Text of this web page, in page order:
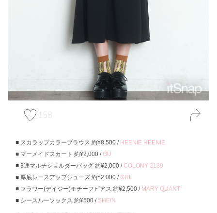
158
スカラップカラーブラウス 約¥8,500 / HEENIE HEENIE
マーメイドスカート 約¥2,000 /GU
3連マルチショルダーバッグ 約¥2,000 /COLONY 2139
厚底レースアップシューズ 約¥2,000 /GRL
フラワー(デイジー)モチーフピアス 約¥2,500 / MARY QUANT
シースルーソックス 約¥500 / SHEIN